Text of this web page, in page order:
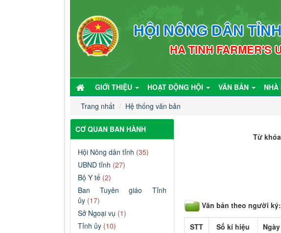
HỘI NÔNG DÂN
HA TINH FARMER'S
GIỚI THIỆU HOẠT ĐỘNG HỘI VĂN BẢN NHÀ
Trang nhất
Hệ thống văn bản
Từ khóa
Văn bản theo người
STT Số kí hiệu
CƠ QUAN BAN HÀNH
Hội Nông dân tỉnh (35)
UBND tỉnh (27)
Bộ Y tế (2)
Ban Tuyên giáo Tỉnh
ủy (17)
Sở Ngoại vụ (1)
Tỉnh ủy (10)